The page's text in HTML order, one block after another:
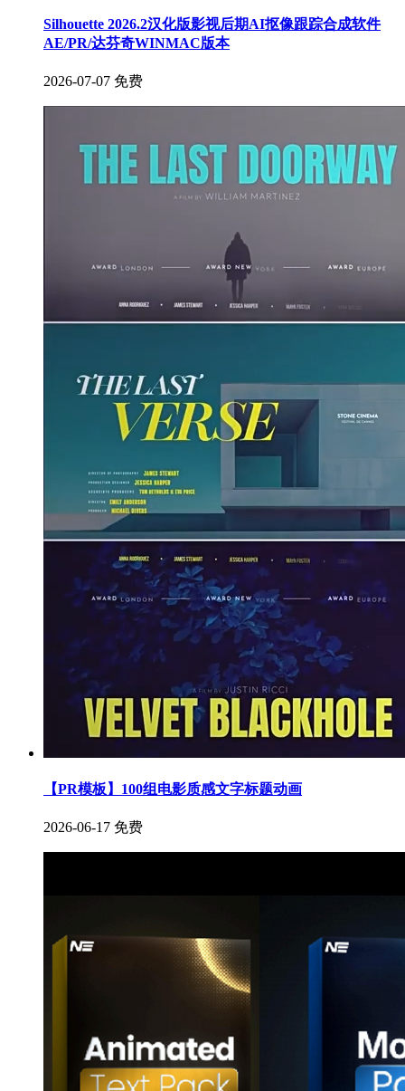
Silhouette 2026.2汉化版影视后期AI抠像跟踪合成软件
AE/PR/达芬奇WINMAC版本
2026-07-07 免费
【PR模板】100组电影质感文字标题动画
2026-06-17 免费